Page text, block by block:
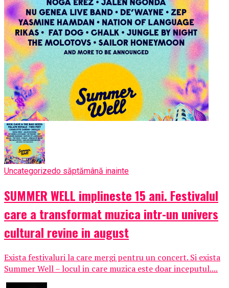
Uncategorizedo săptămână inainte
SUMMER WELL implineste 15 ani. Festivalul
care a transformat muzica intr-un univers
cultural revine in august
Exista festivaluri la care mergi pentru un concert. Si exista
Summer Well – locul in care muzica este doar inceputul....